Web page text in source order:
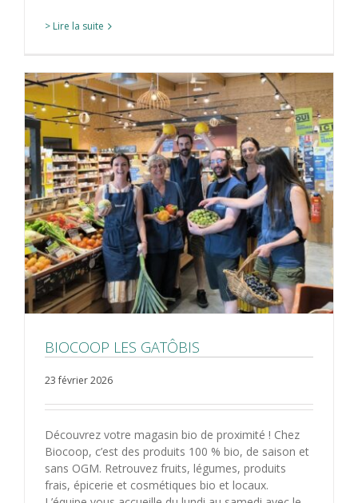
> Lire la suite
BIOCOOP LES GATÔBIS
23 février 2026
Découvrez votre magasin bio de proximité ! Chez
Biocoop, c’est des produits 100 % bio, de saison et
sans OGM. Retrouvez fruits, légumes, produits
frais, épicerie et cosmétiques bio et locaux.